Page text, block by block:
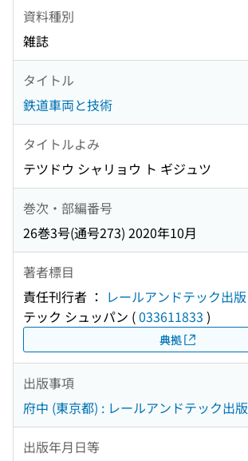
資料種別
雑誌
タイトル
鉄道車両と技術
タイトルよみ
テツドウ シャリョウ ト ギジュツ
巻次・部編番号
26巻3号(通号273) 2020年10月
著者標目
責任刊行者 ： レールアンドテック出版
テック シュッパン (033611833 )
典拠
出版事項
府中 (東京都) : レールアンドテック出版
出版年月日等